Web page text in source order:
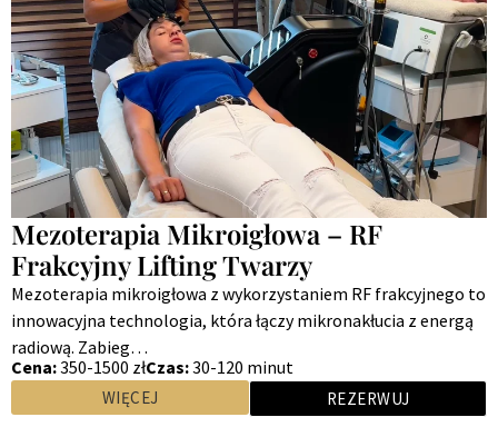
Mezoterapia Mikroigłowa – RF
Frakcyjny Lifting Twarzy
Mezoterapia mikroigłowa z wykorzystaniem RF frakcyjnego to
innowacyjna technologia, która łączy mikronakłucia z energą
radiową. Zabieg…
Cena:350-1500 złCzas:30-120 minut
WIĘCEJ REZERWUJ